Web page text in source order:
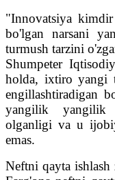
"Innovatsiya
bo'lgan narsani
turmush tarzini
Shumpeter
holda, ixtiro yangi
engillashtiradigan
yangilik yangilik
olganligi va u
emas.
Neftni qayta